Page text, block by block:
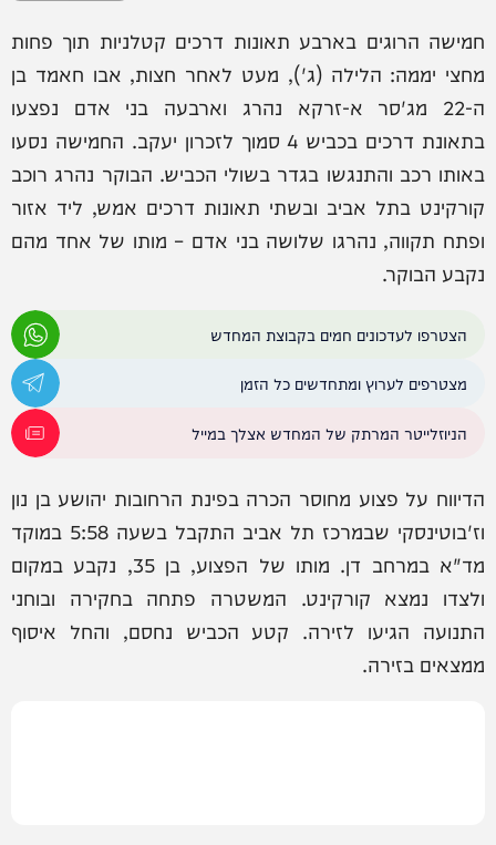
חמישה הרוגים בארבע תאונות דרכים קטלניות תוך פחות
מחצי יממה: הלילה (ג'), מעט לאחר חצות, אבו חאמד בן
ה-22 מג'סר א-זרקא נהרג וארבעה בני אדם נפצעו
בתאונת דרכים בכביש 4 סמוך לזכרון יעקב. החמישה נסעו
באותו רכב והתנגשו בגדר בשולי הכביש. הבוקר נהרג רוכב
קורקינט בתל אביב ובשתי תאונות דרכים אמש, ליד אזור
ופתח תקווה, נהרגו שלושה בני אדם – מותו של אחד מהם
נקבע הבוקר.
הצטרפו לעדכונים חמים בקבוצת המחדש
מצטרפים לערוץ ומתחדשים כל הזמן
הניוזלייטר המרתק של המחדש אצלך במייל
הדיווח על פצוע מחוסר הכרה בפינת הרחובות יהושע בן נון
וז'בוטינסקי שבמרכז תל אביב התקבל בשעה 5:58 במוקד
מד"א במרחב דן. מותו של הפצוע, בן 35, נקבע במקום
ולצדו נמצא קורקינט. המשטרה פתחה בחקירה ובוחני
התנועה הגיעו לזירה. קטע הכביש נחסם, והחל איסוף
ממצאים בזירה.